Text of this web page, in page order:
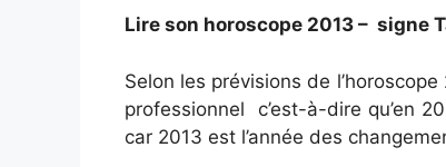
Lire son horoscope 2013 – signe
Selon les prévisions de
professionnel c’est-à-dire qu’en
car 2013 est l’année des